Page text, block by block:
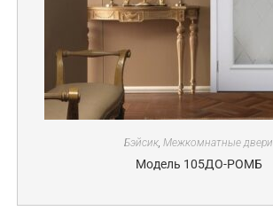
Бэйсик Межкомнатные двери
Модель 105ДО-РОМБ